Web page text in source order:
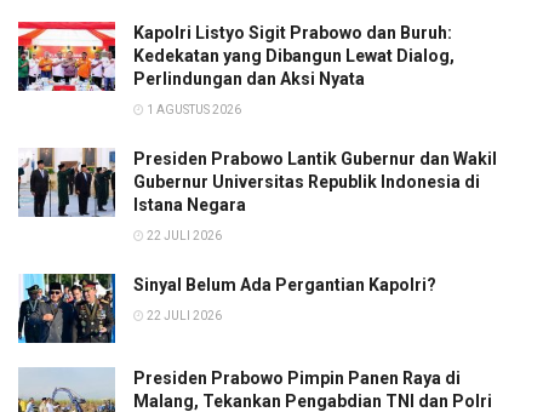
Kapolri Listyo Sigit Prabowo dan Buruh:
Kedekatan yang Dibangun Lewat Dialog,
Perlindungan dan Aksi Nyata
1 AGUSTUS 2026
Presiden Prabowo Lantik Gubernur dan Wakil
Gubernur Universitas Republik Indonesia di
Istana Negara
22 JULI 2026
Sinyal Belum Ada Pergantian Kapolri?
22 JULI 2026
Presiden Prabowo Pimpin Panen Raya di
Malang, Tekankan Pengabdian TNI dan Polri